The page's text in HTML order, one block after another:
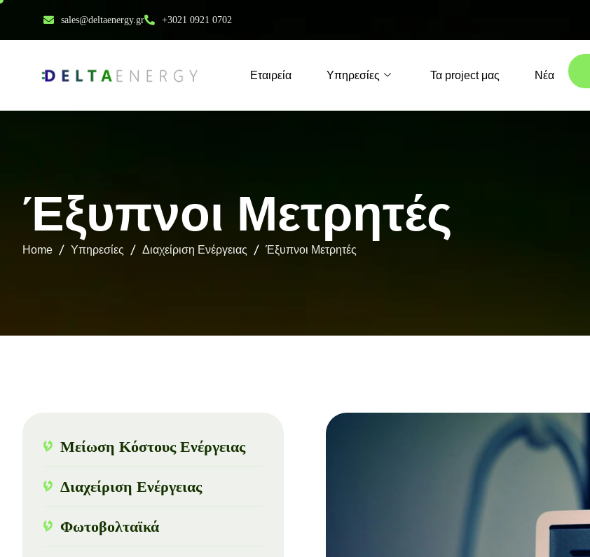
sales@deltaenergy.gr +3021 0921 0702
Εταιρεία Υπηρεσίες Τα project μας Νέα
Έξυπνοι Μετρητές
Home Υπηρεσίες Διαχείριση Ενέργειας Έξυπνοι Μετρητές
Μείωση Κόστους Ενέργειας
Διαχείριση Ενέργειας
Φωτοβολταϊκά